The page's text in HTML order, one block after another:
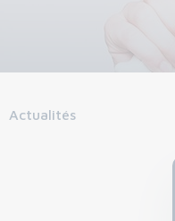
Actualités